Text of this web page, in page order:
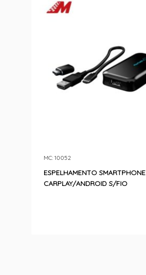
ESPELHAMENTO SMARTPHONE
CARPLAY/ANDROID S/FIO
MC: 10052